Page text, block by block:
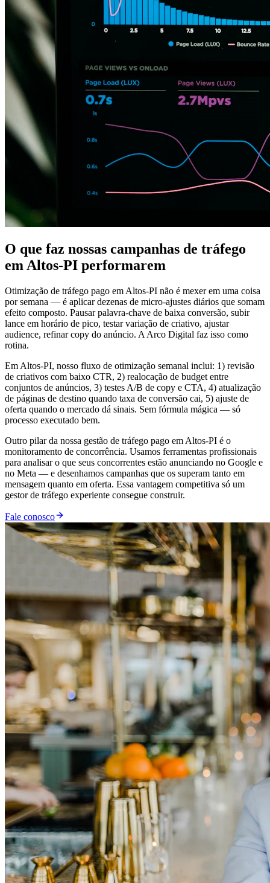
O que faz nossas campanhas de tráfego
em Altos-PI performarem
Otimização de tráfego pago em Altos-PI não é mexer em uma coisa
por semana — é aplicar dezenas de micro-ajustes diários que somam
efeito composto. Pausar palavra-chave de baixa conversão, subir
lance em horário de pico, testar variação de criativo, ajustar
audience, refinar copy do anúncio. A Arco Digital faz isso como
rotina.
Em Altos-PI, nosso fluxo de otimização semanal inclui: 1) revisão
de criativos com baixo CTR, 2) realocação de budget entre
conjuntos de anúncios, 3) testes A/B de copy e CTA, 4) atualização
de páginas de destino quando taxa de conversão cai, 5) ajuste de
oferta quando o mercado dá sinais. Sem fórmula mágica — só
processo executado bem.
Outro pilar da nossa gestão de tráfego pago em Altos-PI é o
monitoramento de concorrência. Usamos ferramentas profissionais
para analisar o que seus concorrentes estão anunciando no Google e
no Meta — e desenhamos campanhas que os superam tanto em
mensagem quanto em oferta. Essa vantagem competitiva só um
gestor de tráfego experiente consegue construir.
Fale conosco